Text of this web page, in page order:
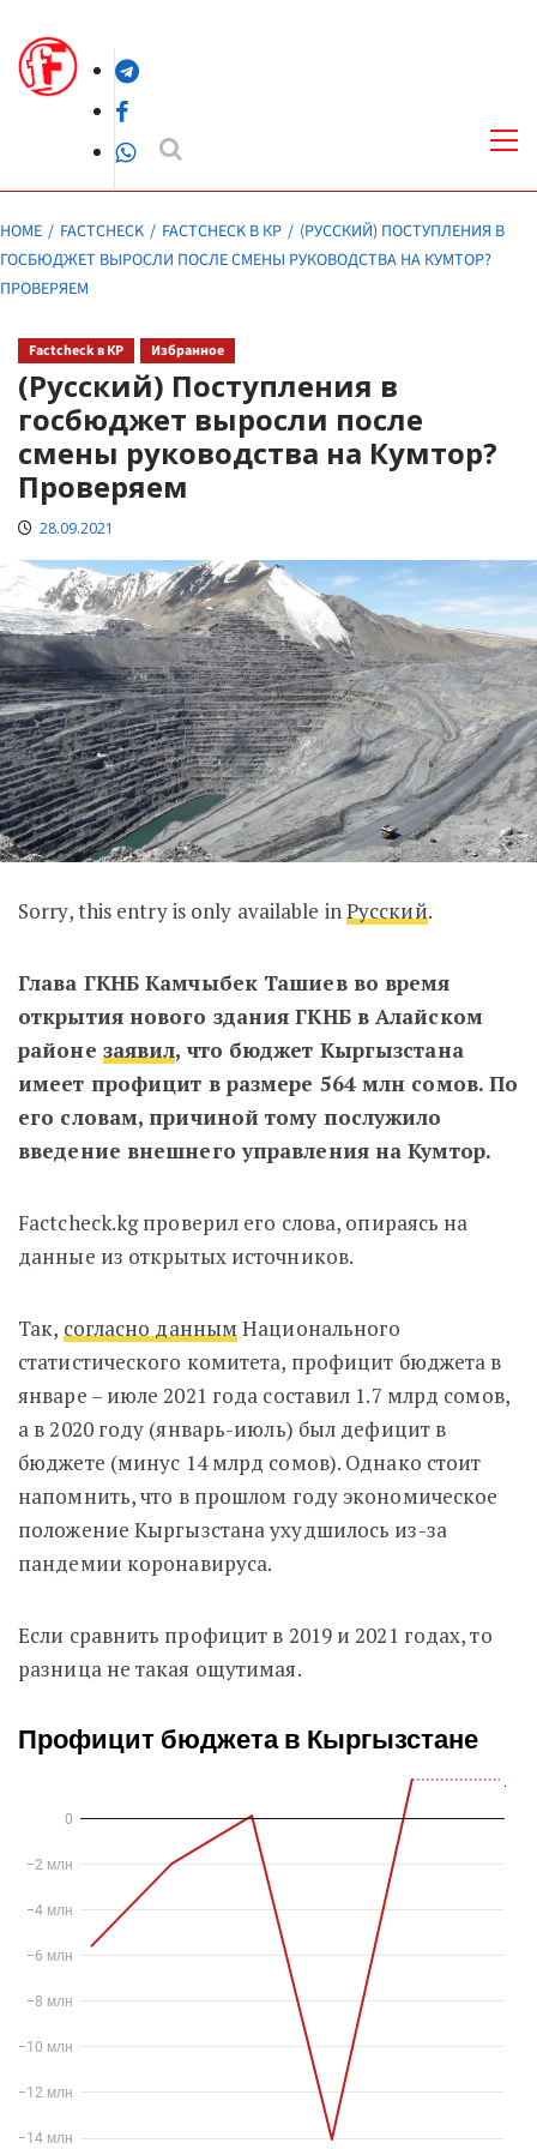
content
Telegram
Facebook
WhatsApp
HOME FACTCHECK FACTCHECK В КР
(РУССКИЙ) ПОСТУПЛЕНИЯ В
ГОСБЮДЖЕТ ВЫРОСЛИ ПОСЛЕ СМЕНЫ РУКОВОДСТВА НА КУМТОР?
ПРОВЕРЯЕМ
Factcheck в КР Избранное
(Русский) Поступления в
госбюджет выросли после
смены руководства на Кумтор?
Проверяем
28.09.2021
Sorry, this entry is only available inРусский.
Глава ГКНБ Камчыбек Ташиев во время
открытия нового здания ГКНБ в Алайском
районе заявил, что бюджет Кыргызстана
имеет профицит в размере 564 млн сомов. По
его словам, причиной тому послужило
введение внешнего управления на Кумтор.
Factcheck.kg проверил его слова, опираясь на
данные из открытых источников.
Так, согласно даннымНационального
статистического комитета, профицит бюджета в
январе – июле 2021 года составил 1.7 млрд сомов,
а в 2020 году (январь-июль) был дефицит в
бюджете (минус 14 млрд сомов). Однако стоит
напомнить, что в прошлом году экономическое
положение Кыргызстана ухудшилось из-за
пандемии коронавируса.
Если сравнить профицит в 2019 и 2021 годах, то
разница не такая ощутимая.